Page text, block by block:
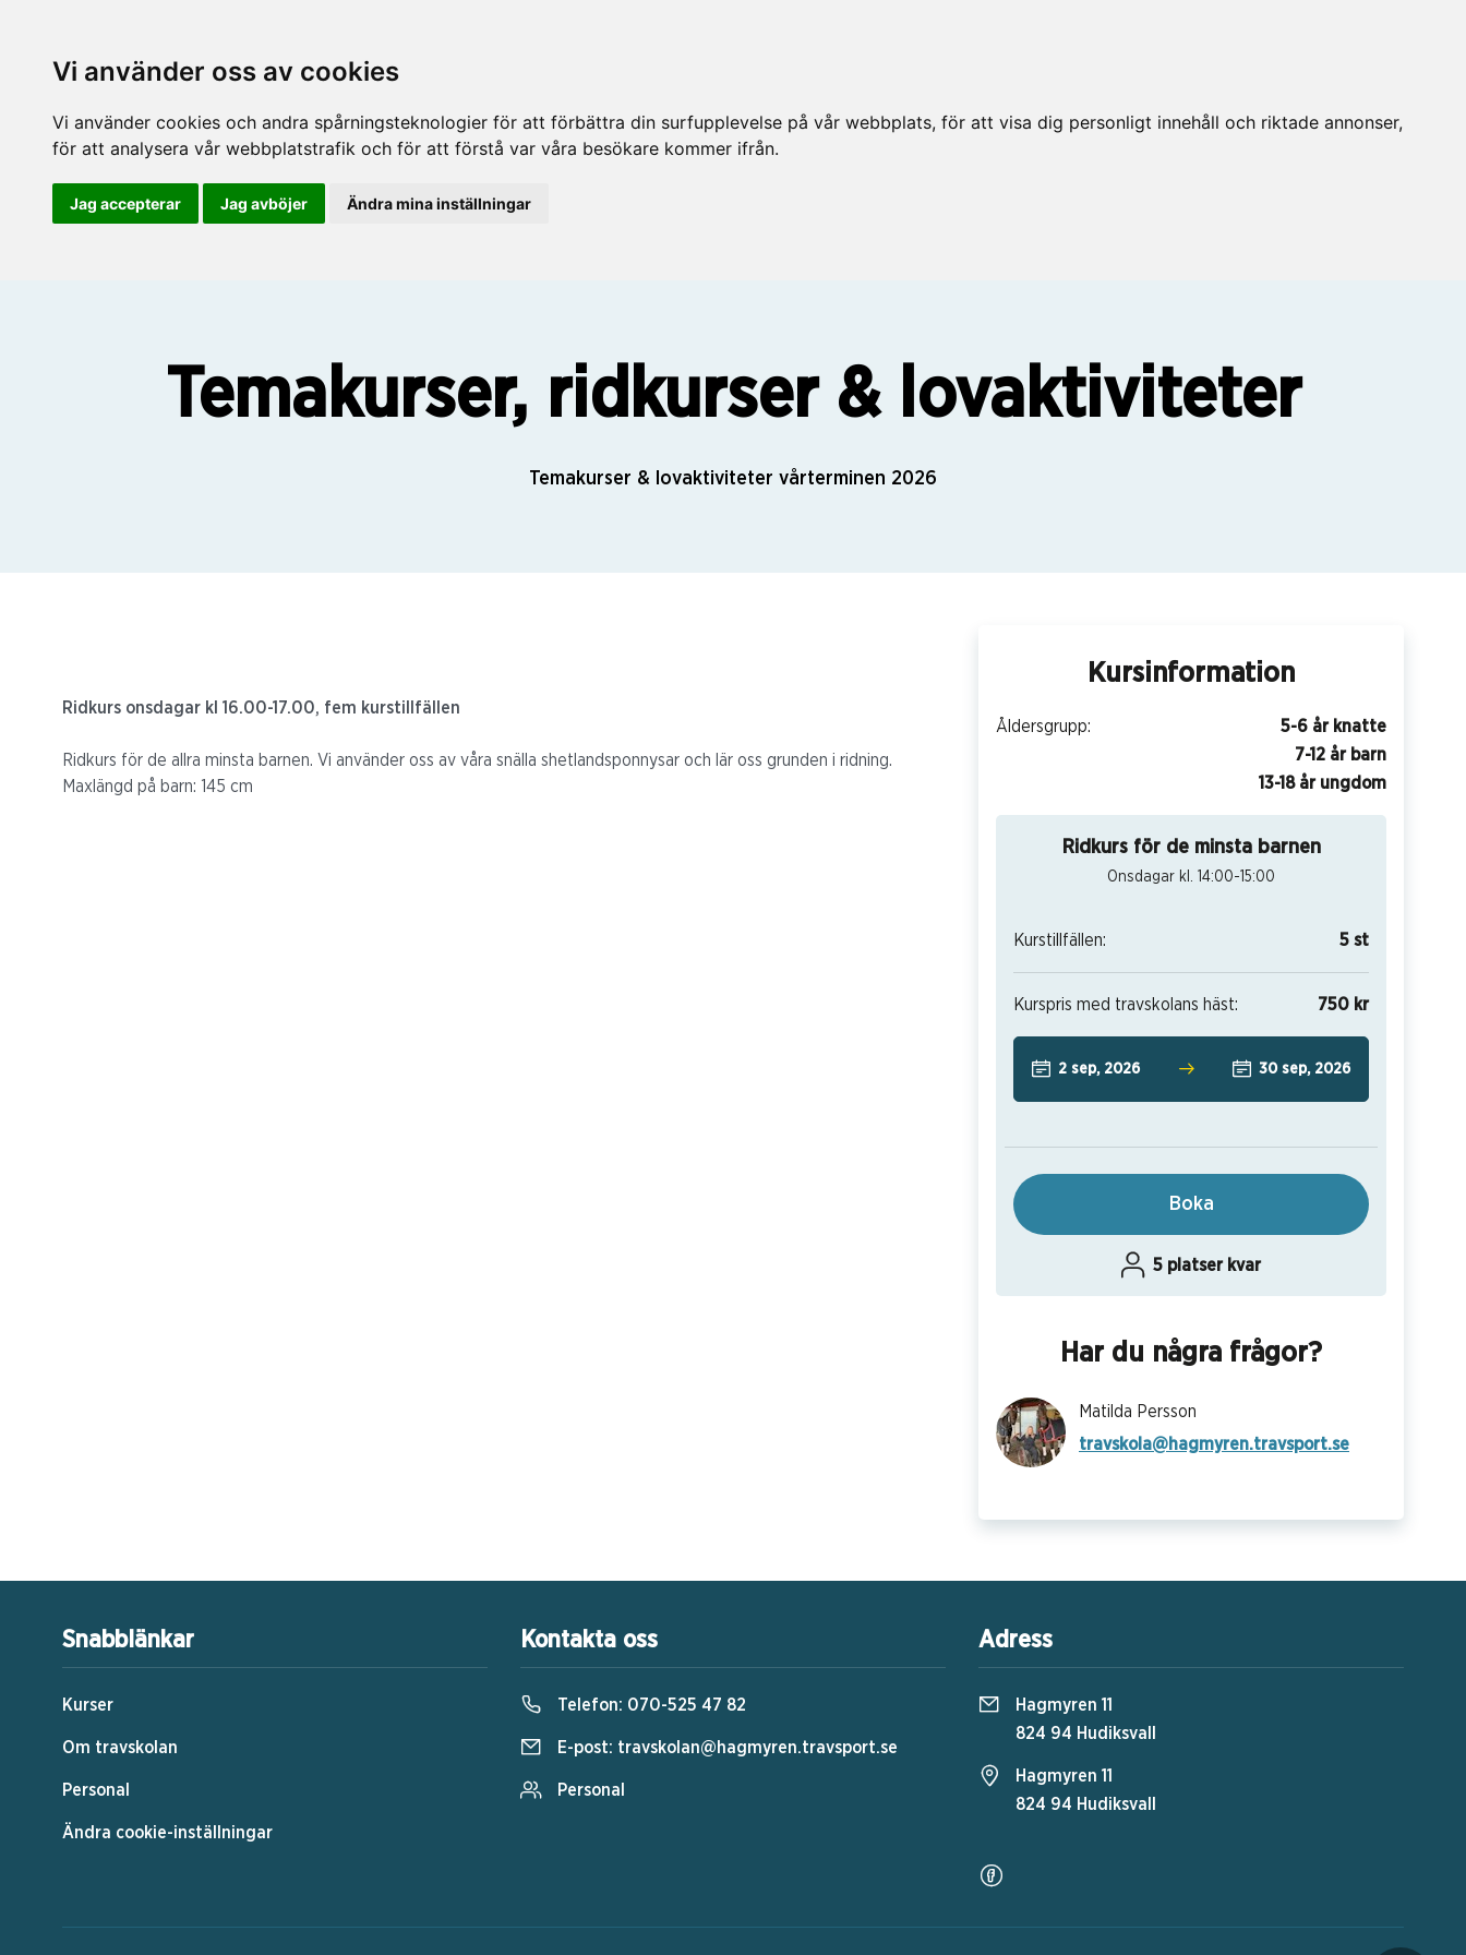
Vi använder oss av cookies
Vi använder cookies och andra spårningsteknologier för att förbättra din surfupplevelse på vår webbplats, för att visa dig personligt innehåll och riktade annonser,
för att analysera vår webbplatstrafik och för att förstå var våra besökare kommer ifrån.
Jag accepterar Jag avböjer Ändra mina inställningar
Temakurser, ridkurser & lovaktiviteter
Temakurser & lovaktiviteter vårterminen 2026
Ridkurs onsdagar kl 16.00-17.00, fem kurstillfällen
Ridkurs för de allra minsta barnen. Vi använder oss av våra snälla shetlandsponnysar och lär oss grunden i ridning.
Maxlängd på barn: 145 cm
Kursinformation
Åldersgrupp:
5-6 år knatte
7-12 år barn
13-18 år ungdom
Ridkurs för de minsta barnen
Onsdagar kl. 14:00-15:00
Kurstillfällen: 5 st
Kurspris med travskolans häst: 750 kr
2 sep, 2026 30 sep, 2026
Boka
5 platser kvar
Har du några frågor?
Matilda Persson
travskola@hagmyren.travsport.se
Snabblänkar
Kurser
Om travskolan
Personal
Ändra cookie-inställningar
Kontakta oss
Telefon: 070-525 47 82
E-post: travskolan@hagmyren.travsport.se
Personal
Adress
Hagmyren 11
824 94 Hudiksvall
Hagmyren 11
824 94 Hudiksvall